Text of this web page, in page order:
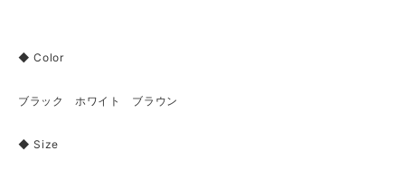
◆ Color
ブラック ホワイト ブラウン
◆ Size